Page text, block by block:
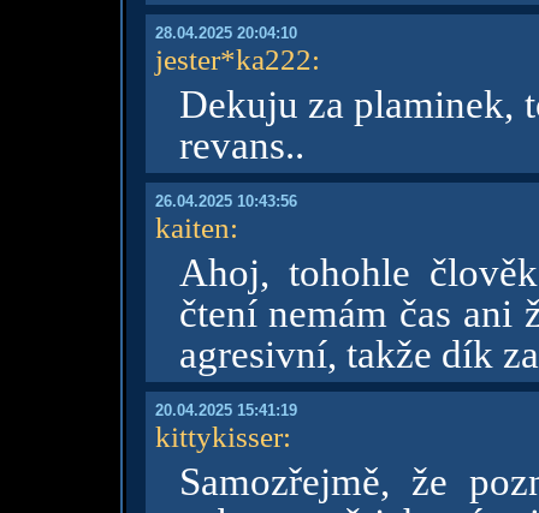
28.04.2025 20:04:10
jester*ka222:
Dekuju za plaminek,
revans..
26.04.2025 10:43:56
kaiten:
Ahoj, tohohle
čtení nemám čas ani
agresivní, takže dík
20.04.2025 15:41:19
kittykisser:
Samozřejmě, že